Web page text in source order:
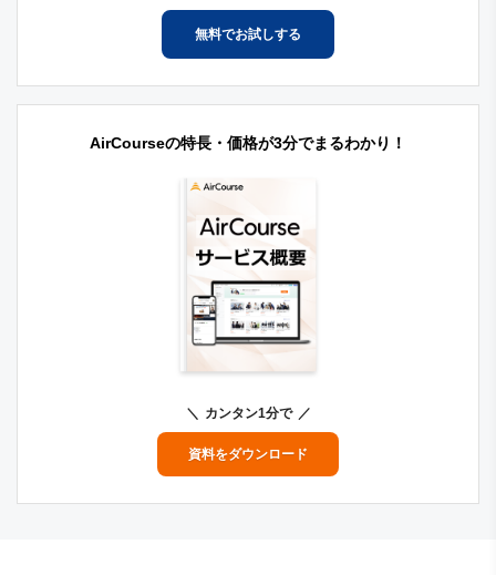
無料でお試しする
AirCourseの特長・価格が3分でまるわかり！
カンタン1分で
資料をダウンロード